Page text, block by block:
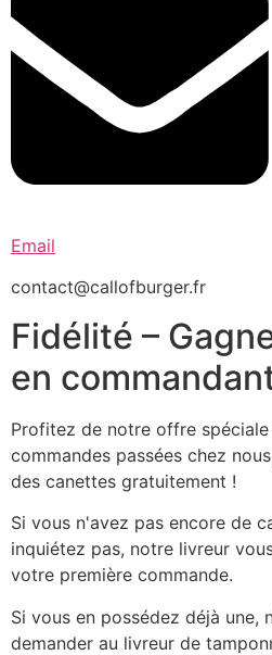
Email
contact@callofburger.fr
Fidélité –
en
Profitez de notre offre
commandes passées chez
des canettes gratuitement !
Si vous n'avez pas encore de
inquiétez pas, notre livreur
votre première commande.
Si vous en possédez déjà une,
demander au livreur de